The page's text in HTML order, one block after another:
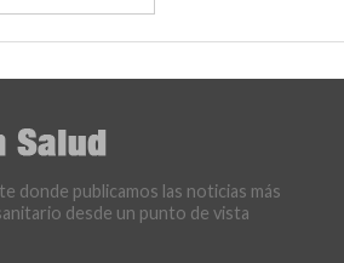
donde publicamos las noticias más
desde un punto de vista